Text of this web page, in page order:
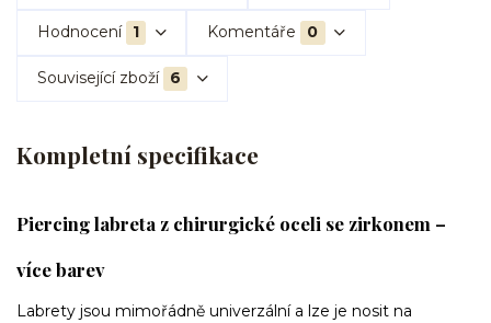
Hodnocení 1 Komentáře 0
Související zboží 6
Kompletní specifikace
Piercing labreta z chirurgické oceli se zirkonem –
více barev
Labrety jsou mimořádně univerzální a lze je nosit na